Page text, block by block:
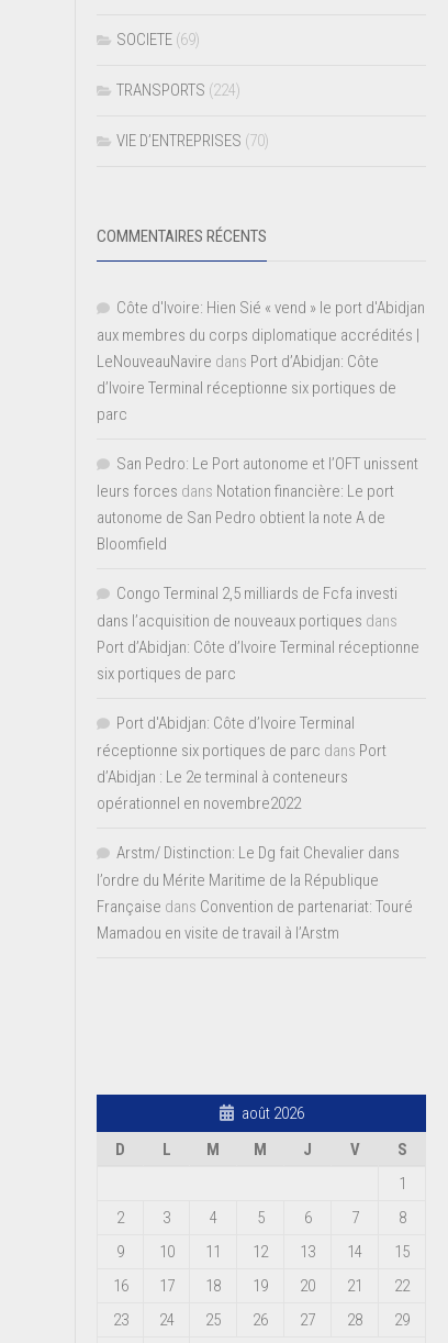
SOCIETE (69)
TRANSPORTS (224)
VIE D’ENTREPRISES (70)
COMMENTAIRES RÉCENTS
Côte d'Ivoire: Hien Sié « vend » le port d'Abidjan
aux membres du corps diplomatique accrédités |
LeNouveauNavire dans Port d’Abidjan: Côte
d’Ivoire Terminal réceptionne six portiques de
parc
San Pedro: Le Port autonome et l’OFT unissent
leurs forces dans Notation financière: Le port
autonome de San Pedro obtient la note A de
Bloomfield
Congo Terminal 2,5 milliards de Fcfa investi
dans l’acquisition de nouveaux portiques dans
Port d’Abidjan: Côte d’Ivoire Terminal réceptionne
six portiques de parc
Port d'Abidjan: Côte d’Ivoire Terminal
réceptionne six portiques de parc dans Port
d’Abidjan : Le 2e terminal à conteneurs
opérationnel en novembre2022
Arstm/ Distinction: Le Dg fait Chevalier dans
l’ordre du Mérite Maritime de la République
Française dans Convention de partenariat: Touré
Mamadou en visite de travail à l’Arstm
août 2026
D
L M M J V
S
1
2
3 4 5 6 7
8
9
10 11 12 13 14
15
16
17 18 19 20 21
22
23
24 25 26 27 28
29